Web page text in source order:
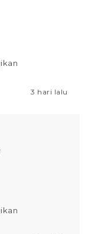
3 hari lalu